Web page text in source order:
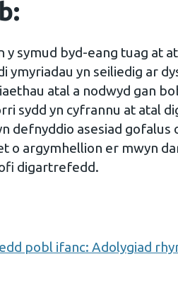
y symud byd-eang tuag at
ymyriadau yn seiliedig ar
atal a nodwyd gan
sydd yn cyfrannu at atal
defnyddio asesiad gofalus
o argymhellion er mwyn
digartrefedd.
pobl ifanc: Adolygiad